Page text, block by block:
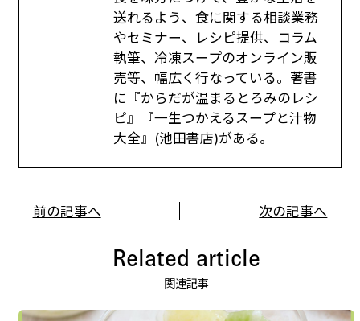
送れるよう、食に関する相談業務
やセミナー、レシピ提供、コラム
執筆、冷凍スープのオンライン販
売等、幅広く行なっている。著書
に『からだが温まるとろみのレシ
ピ』『一生つかえるスープと汁物
大全』(池田書店)がある。
前の記事へ 次の記事へ
Related article
関連記事